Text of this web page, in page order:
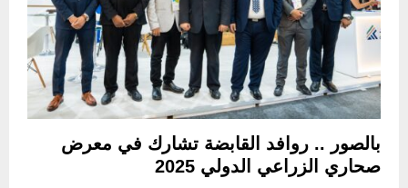
بالصور .. روافد القابضة تشارك في معرض
صحاري الزراعي الدولي 2025